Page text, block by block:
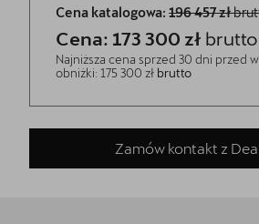
Cena katalogowa: 196 457 zł
Cena: 173 300 zł brutto
Najniższa cena sprzed 30 dni przed
obniżki: 175 300 zł brutto
Zamów kontakt z